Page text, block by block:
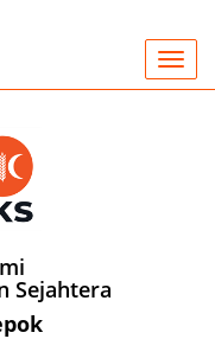
Sejahtera